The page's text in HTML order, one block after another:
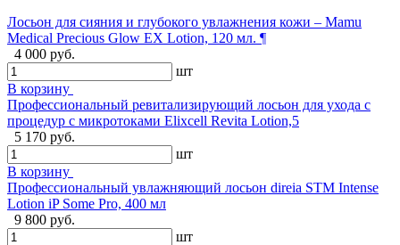
Лосьон для сияния и глубокого увлажнения кожи – Mamu
Medical Precious Glow EX Lotion, 120 мл. ¶
4 000 руб.
шт
В корзину
Профессиональный ревитализирующий лосьон для ухода с
процедур с микротоками Elixcell Revita Lotion,5
5 170 руб.
шт
В корзину
Профессиональный увлажняющий лосьон direia STM Intense
Lotion iP Some Pro, 400 мл
9 800 руб.
шт